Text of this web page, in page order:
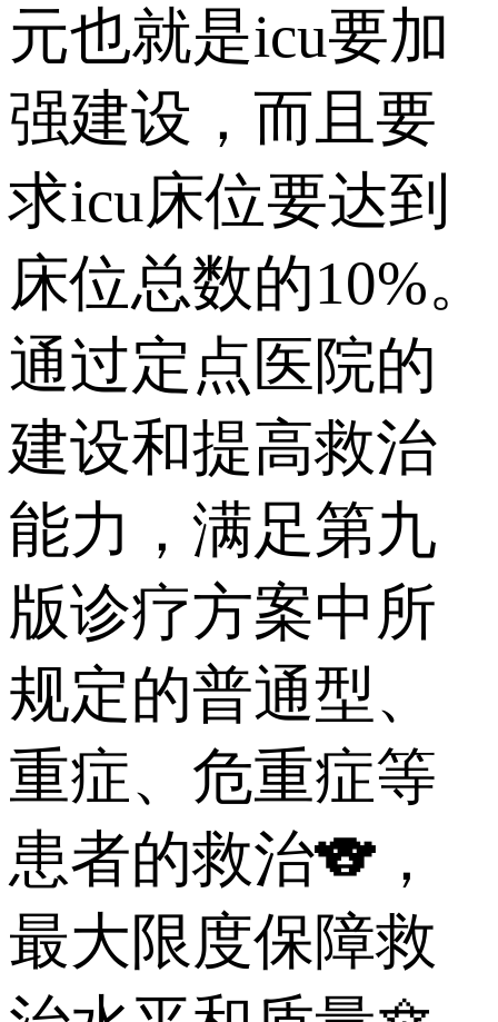
元也就是icu要加
强建设，而且要
求icu床位要达到
床位总数的10%。
通过定点医院的
建设和提高救治
能力，满足第九
版诊疗方案中所
规定的普通型、
重症、危重症等
患者的救治🐨，
最大限度保障救